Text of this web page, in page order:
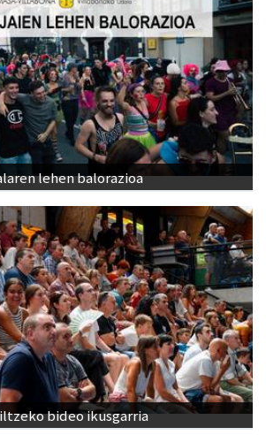
lehen balorazioa
bideo ikusgarria